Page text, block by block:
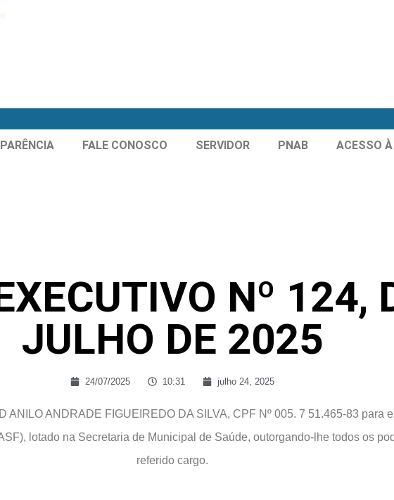
FALE CONOSCO SERVIDOR PNAB ACESSO
Nº 124,
JULHO DE 2025
24/07/2025 10:31 julho 24, 2025
ANILO ANDRADE FIGUEIREDO DA SILVA, CPF Nº 005. 7 51.465-83 para
lotado na Secretaria de Municipal de Saúde, outorgando-lhe todos os
referido cargo.